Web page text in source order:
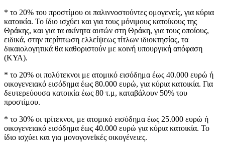
* το 20% του προστίμου οι παλιννοστούντες ομογενείς, για κύρια
κατοικία. Το ίδιο ισχύει και για τους μόνιμους κατοίκους της
Θράκης, και για τα ακίνητα αυτών στη Θράκη, για τους οποίους,
ειδικά, στην περίπτωση ελλείψεως τίτλων ιδιοκτησίας, τα
δικαιολογητικά θα καθοριστούν με κοινή υπουργική απόφαση
(ΚΥΑ).
* το 20% οι πολύτεκνοι με ατομικό εισόδημα έως 40.000 ευρώ ή
οικογενειακό εισόδημα έως 80.000 ευρώ, για κύρια κατοικία. Για
δευτερεύουσα κατοικία έως 80 τ.μ, καταβάλουν 50% του
προστίμου.
* το 30% οι τρίτεκνοι, με ατομικό εισόδημα έως 25.000 ευρώ ή
οικογενειακό εισόδημα έως 40.000 ευρώ για κύρια κατοικία. Το
ίδιο ισχύει και για μονογονεϊκές οικογένειες.